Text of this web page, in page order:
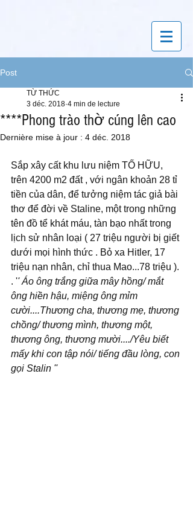
Post
****Phong trào thờ cúng lên cao
TỪ THỨC
3 déc. 2018 4 min de lecture
Dernière mise à jour : 4 déc. 2018
Sắp xây cất khu lưu niệm TỐ HỮU,
trên 4200 m2 đất , với ngân khoản 28 tỉ
tiền của dân, để tưởng niệm tác giả bài
thơ để đời về Staline, một trong những
tên đồ tể khát máu, tàn bạo nhất trong
lịch sử nhân loại ( 27 triệu người bị giết
dưới mọi hình thức . Bỏ xa Hitler, 17
triệu nạn nhân, chỉ thua Mao...78 triệu ).
. '' Áo ông trắng giữa mây hồng/ mắt
ông hiền hậu, miệng ông mỉm
cười....Thương cha, thương mẹ, thương
chồng/ thương mình, thương một,
thương ông, thương mười..../Yêu biết
mấy khi con tập nói/ tiếng đầu lòng, con
gọi Stalin ''